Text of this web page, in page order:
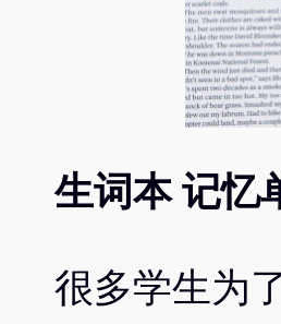
生词本 记忆
很多学生为